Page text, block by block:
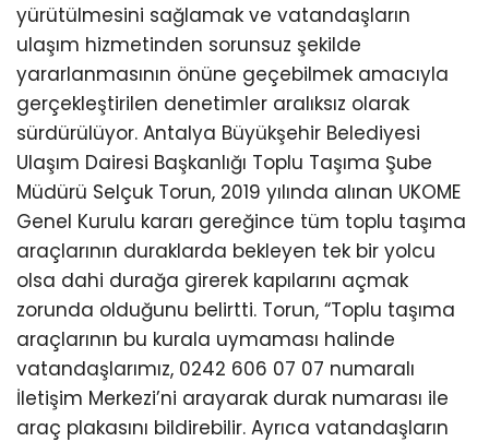
yürütülmesini sağlamak ve vatandaşların
ulaşım hizmetinden sorunsuz şekilde
yararlanmasının önüne geçebilmek amacıyla
gerçekleştirilen denetimler aralıksız olarak
sürdürülüyor. Antalya Büyükşehir Belediyesi
Ulaşım Dairesi Başkanlığı Toplu Taşıma Şube
Müdürü Selçuk Torun, 2019 yılında alınan UKOME
Genel Kurulu kararı gereğince tüm toplu taşıma
araçlarının duraklarda bekleyen tek bir yolcu
olsa dahi durağa girerek kapılarını açmak
zorunda olduğunu belirtti. Torun, “Toplu taşıma
araçlarının bu kurala uymaması halinde
vatandaşlarımız, 0242 606 07 07 numaralı
İletişim Merkezi’ni arayarak durak numarası ile
araç plakasını bildirebilir. Ayrıca vatandaşların